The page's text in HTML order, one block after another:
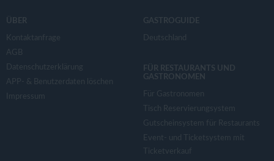
ÜBER
Kontaktanfrage
AGB
Datenschutzerklärung
APP- & Benutzerdaten löschen
Impressum
GASTROGUIDE
Deutschland
FÜR RESTAURANTS UND
GASTRONOMEN
Für Gastronomen
Tisch Reservierungsystem
Gutscheinsystem für Restaurants
Event- und Ticketsystem mit
Ticketverkauf